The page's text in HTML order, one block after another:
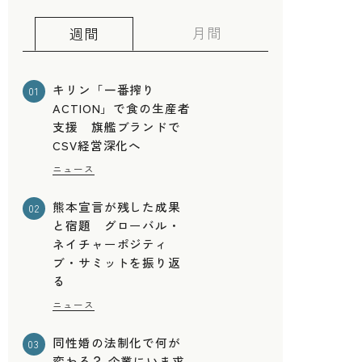
週間 月間
01
キリン「一番搾り
ACTION」で食の生産者
支援 旗艦ブランドで
CSV経営深化へ
ニュース
02
熊本宣言が残した成果
と宿題 グローバル・
ネイチャーポジティ
ブ・サミットを振り返
る
ニュース
03
同性婚の法制化で何が